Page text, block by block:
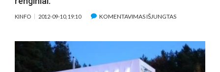
KINFO 2012-09-10, 19:10 KOMENTAVIMAS IŠJUNGTASĮRAŠE
SUSITIKIMAS
SU
REGIMANTU